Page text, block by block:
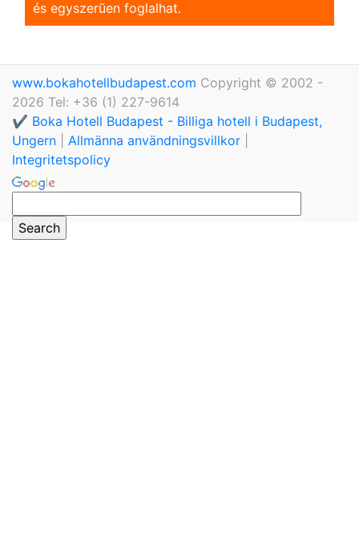
és egyszerũen foglalhat.
www.bokahotellbudapest.com Copyright © 2002 -
2026 Tel: +36 (1) 227-9614
✔️ Boka Hotell Budapest - Billiga hotell i Budapest,
Ungern
Allmänna användningsvillkor
Integritetspolicy